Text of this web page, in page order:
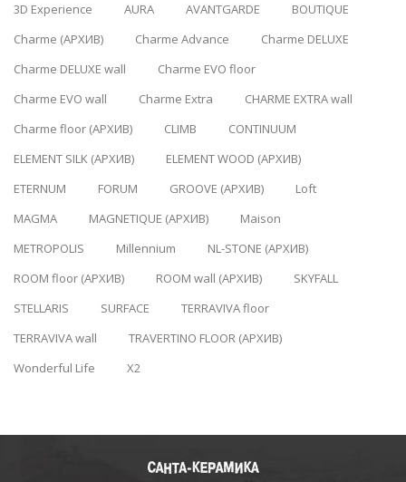
3D Experience AURA AVANTGARDE
BOUTIQUE
Charme (АРХИВ)
Charme Advance
Charme DELUXE
Charme DELUXE wall
Charme EVO floor
Charme EVO wall
Charme Extra
CHARME EXTRA wall
Charme floor (АРХИВ)
CLIMB
CONTINUUM
ELEMENT SILK (АРХИВ)
ELEMENT WOOD (АРХИВ)
ETERNUM
FORUM GROOVE (АРХИВ)
Loft
MAGMA
MAGNETIQUE (АРХИВ)
Maison
METROPOLIS
Millennium
NL-STONE (АРХИВ)
ROOM floor (АРХИВ)
ROOM wall (АРХИВ)
SKYFALL
STELLARIS
SURFACE
TERRAVIVA floor
TERRAVIVA wall
TRAVERTINO FLOOR (АРХИВ)
Wonderful Life
X2